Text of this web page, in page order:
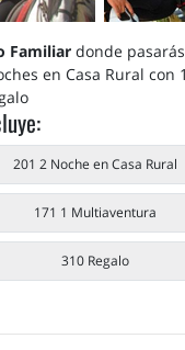
Familiar donde
en Casa Rural con
201 2 Noche en Casa Rural
171 1 Multiaventura
310 Regalo